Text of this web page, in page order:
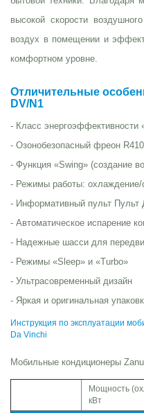
высокой скорости
воздух в помещении и
комфортном уровне.
Отличительные
DV/N1
- Класс энергоэффективности
- Озонобезопасный фреон
- Функция «Swing» (создание
- Режимы работы: охлаждение/
- Информативный пульт Пульт
- Автоматическое испарение
- Надежные шасси для
- Режимы «Sleep» и «Turbo»
- Ультрасовременный дизайн
- Яркая и оригинальная
Инструкция по эксплуатации
Da Vinchi
Мобильные кондиционеры
Мощность
кВт